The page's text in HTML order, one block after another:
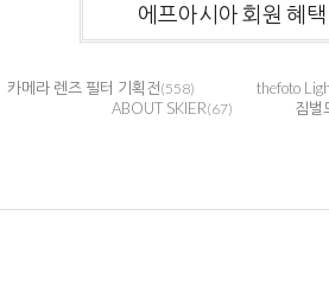
에프아시아 회원 혜택
카메라 렌즈 필터 기획전(558) thefoto
ABOUT SKIER(67) 짐벌